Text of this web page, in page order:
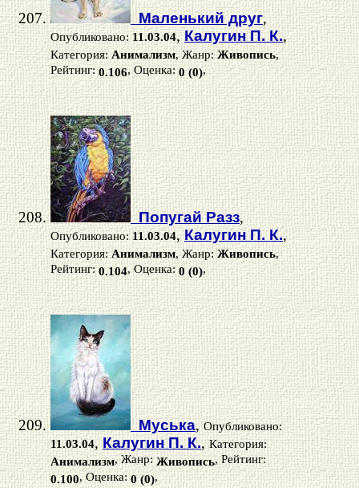
Маленький друг,
Опубликовано:11.03.04,Калугин П. К.,
Категория: Анимализм, Жанр:Живопись,
Рейтинг:0.106, Оценка: 0 (0),
Попугай Разз,
Опубликовано:11.03.04,Калугин П. К.,
Категория:Анимализм, Жанр: Живопись,
Рейтинг:0.104, Оценка:0 (0),
Муська,Опубликовано:
11.03.04,Калугин П. К.,Категория:
Анимализм, Жанр:Живопись, Рейтинг:
0.100, Оценка:0 (0),